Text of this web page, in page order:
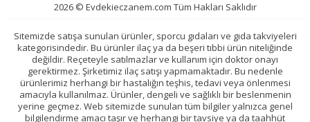
2026 © Evdekieczanem.com Tüm Hakları Saklıdır
Sitemizde satışa sunulan ürünler, sporcu gıdaları ve gıda takviyeleri
kategorisindedir. Bu ürünler ilaç ya da beşeri tıbbi ürün niteliğinde
değildir. Reçeteyle satılmazlar ve kullanım için doktor onayı
gerektirmez. Şirketimiz ilaç satışı yapmamaktadır. Bu nedenle
ürünlerimiz herhangi bir hastalığın teşhis, tedavi veya önlenmesi
amacıyla kullanılmaz. Ürünler, dengeli ve sağlıklı bir beslenmenin
yerine geçmez. Web sitemizde sunulan tüm bilgiler yalnızca genel
bilgilendirme amacı taşır ve herhangi bir tavsiye ya da taahhüt